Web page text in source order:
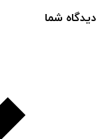
دیدگاه شما